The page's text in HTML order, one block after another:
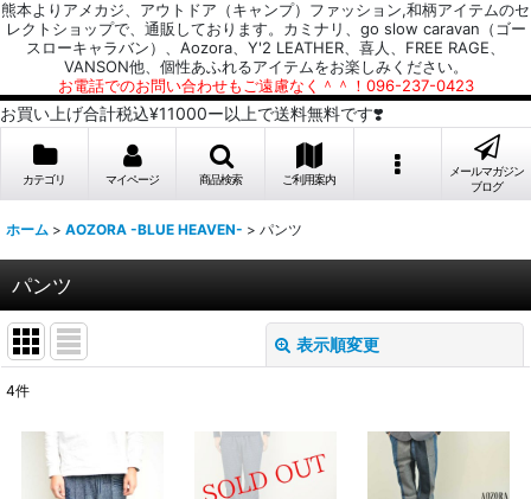
熊本よりアメカジ、アウトドア（キャンプ）ファッション,和柄アイテムのセ
レクトショップで、通販しております。カミナリ、go slow caravan（ゴー
スローキャラバン）、Aozora、Y'2 LEATHER、喜人、FREE RAGE、
VANSON他、個性あふれるアイテムをお楽しみください。
お電話でのお問い合わせもご遠慮なく＾＾！096-237-0423
お買い上げ合計税込¥11000ー以上で送料無料です❣️
カテゴリ マイページ 商品検索 ご利用案内
メールマガジン
ブログ
ホーム > AOZORA -BLUE HEAVEN- > パンツ
パンツ
表示順変更
並び順:
4件